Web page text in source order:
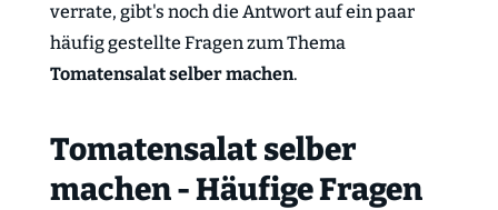
verrate, gibt's noch die Antwort auf ein paar
häufig gestellte Fragen zum Thema
Tomatensalat selber machen.
Tomatensalat selber
machen - Häufige Fragen